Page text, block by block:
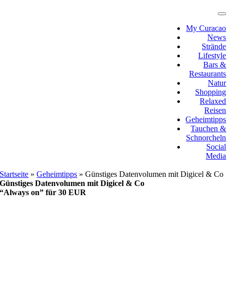
My Curacao
News
Strände
Lifestyle
Bars &
Restaurants
Natur
Shopping
Relaxed
Reisen
Geheimtipps
Tauchen &
Schnorcheln
Social
Media
Startseite »Geheimtipps »Günstiges Datenvolumen mit Digicel & Co
Günstiges Datenvolumen mit Digicel & Co
“Always on” für 30 EUR